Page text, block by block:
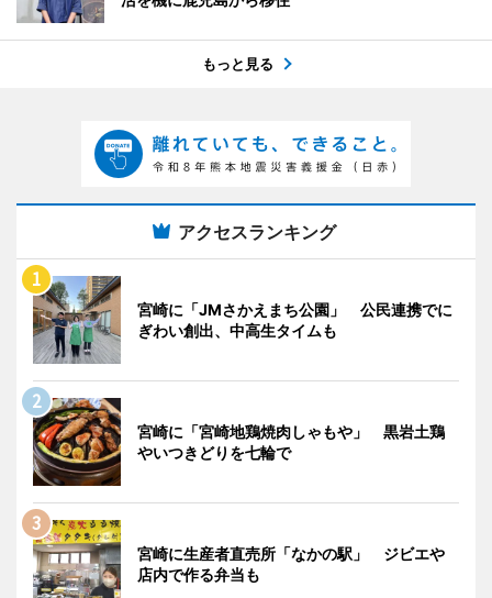
もっと見る
アクセスランキング
宮崎に「JMさかえまち公園」 公民連携でに
ぎわい創出、中高生タイムも
宮崎に「宮崎地鶏焼肉しゃもや」 黒岩土鶏
やいつきどりを七輪で
宮崎に生産者直売所「なかの駅」 ジビエや
店内で作る弁当も